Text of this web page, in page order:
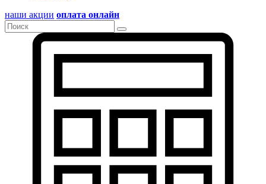
наши акции оплата онлайн